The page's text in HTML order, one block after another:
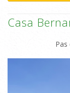
Casa